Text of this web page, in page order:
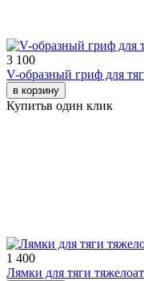
3 100
V-образный гриф для
в корзину
Купитьв один клик
1 400
Лямки для тяги